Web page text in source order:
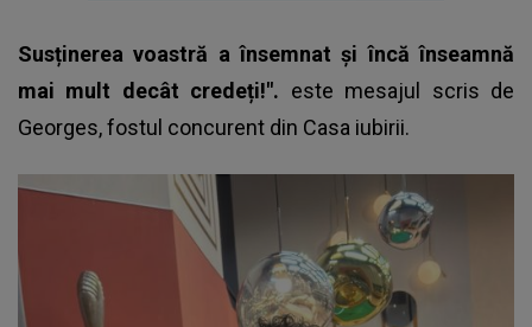
Susținerea voastră a însemnat și încă înseamnă
mai mult decât credeți!". este mesajul scris de
Georges,fostul concurent din Casa iubirii.